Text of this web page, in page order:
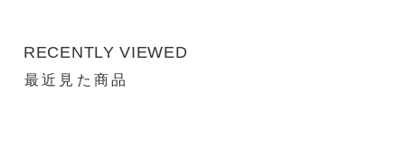
RECENTLY VIEWED
最近見た商品